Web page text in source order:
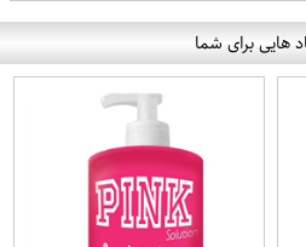
هایی برای شما